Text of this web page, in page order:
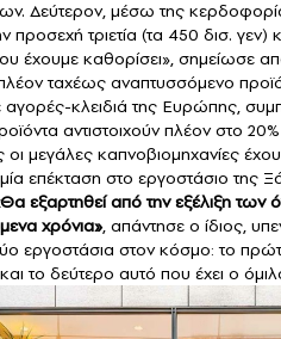
Δεύτερον, μέσω της
τριετία (τα 450 δισ. γεν)
έχουμε καθορίσει», σημείωσε
ταχέως αναπτυσσόμενο
κλειδιά της Ευρώπης,
αντιστοιχούν πλέον στο
μεγάλες καπνοβιομηχανίες
μία επέκταση στο εργοστάσιο
εξαρτηθεί από την εξέλιξη
χρόνια», απάντησε ο ίδιος,
εργοστάσια στον κόσμο: το
το δεύτερο αυτό που έχει ο